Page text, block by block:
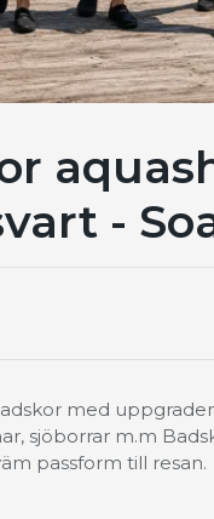
-
med
sjöborrar m.m
passform till resan.